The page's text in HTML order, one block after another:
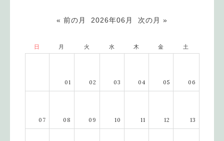
« 前の月 2026年06月 次の月 »
日 月 火 水 木 金 土
01 02 03 04 05 06
07 08 09 10 11 12 13